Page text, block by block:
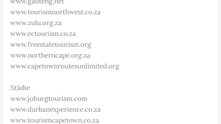
www.tourismnorthwest.co.za
www.zulu.org.za
www.ectourism.co.za
www.freestatetourism.org
www.northerncape.org.za
www.capetownroutesunlimited.org
Städte
www.joburgtourism.com
www.durbanexperience.co.za
www.tourismcapetown.co.za